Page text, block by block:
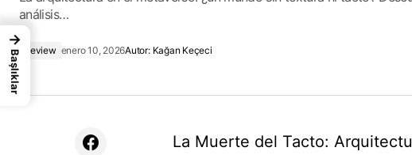
análisis…
Review enero 10, 2026Autor: Kağan Keçeci
La Muerte del Tacto:
→
Başlıklar